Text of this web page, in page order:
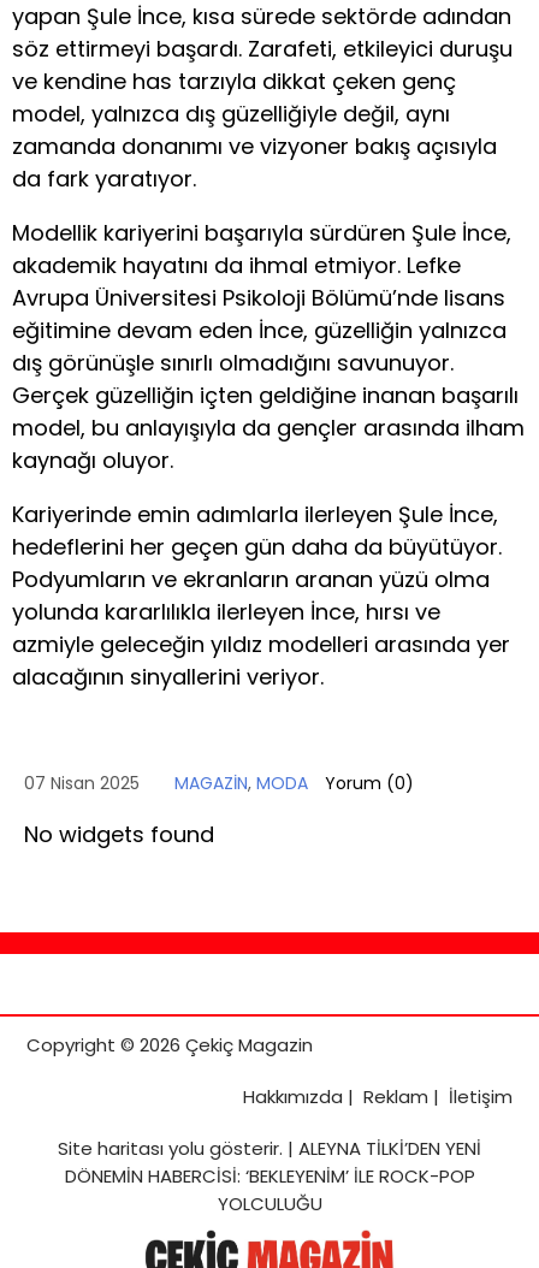
yapan Şule İnce, kısa sürede sektörde adından
söz ettirmeyi başardı. Zarafeti, etkileyici duruşu
ve kendine has tarzıyla dikkat çeken genç
model, yalnızca dış güzelliğiyle değil, aynı
zamanda donanımı ve vizyoner bakış açısıyla
da fark yaratıyor.
Modellik kariyerini başarıyla sürdüren Şule İnce,
akademik hayatını da ihmal etmiyor. Lefke
Avrupa Üniversitesi Psikoloji Bölümü’nde lisans
eğitimine devam eden İnce, güzelliğin yalnızca
dış görünüşle sınırlı olmadığını savunuyor.
Gerçek güzelliğin içten geldiğine inanan başarılı
model, bu anlayışıyla da gençler arasında ilham
kaynağı oluyor.
Kariyerinde emin adımlarla ilerleyen Şule İnce,
hedeflerini her geçen gün daha da büyütüyor.
Podyumların ve ekranların aranan yüzü olma
yolunda kararlılıkla ilerleyen İnce, hırsı ve
azmiyle geleceğin yıldız modelleri arasında yer
alacağının sinyallerini veriyor.
07 Nisan 2025 MAGAZİN, MODA Yorum (0)
No widgets found
Copyright © 2026 Çekiç Magazin
Hakkımızda | Reklam | İletişim
Site haritasıyolu gösterir. | ALEYNA TİLKİ’DEN YENİ
DÖNEMİN HABERCİSİ: ‘BEKLEYENİM’ İLE ROCK-POP
YOLCULUĞU